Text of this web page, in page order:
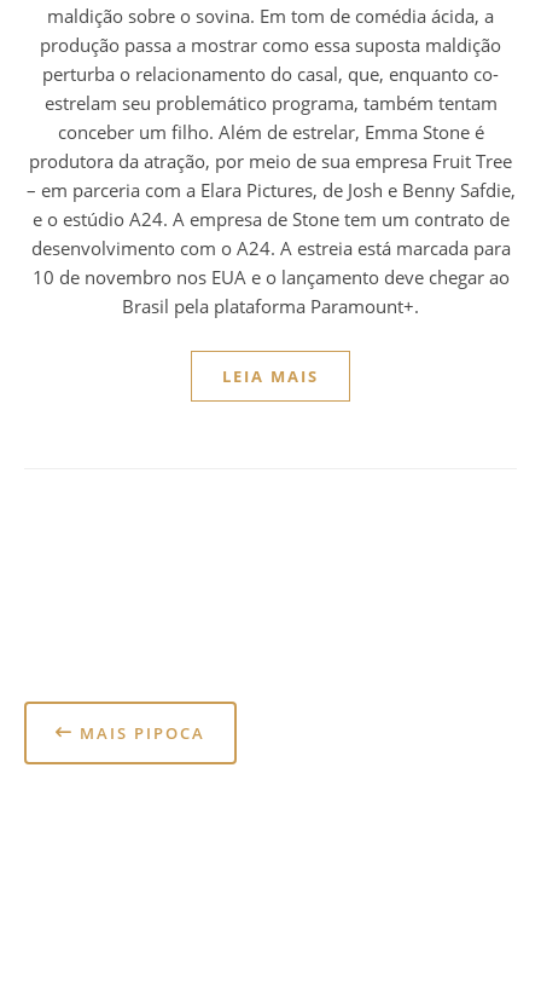
maldição sobre o sovina. Em tom de comédia ácida, a
produção passa a mostrar como essa suposta maldição
perturba o relacionamento do casal, que, enquanto co-
estrelam seu problemático programa, também tentam
conceber um filho. Além de estrelar, Emma Stone é
produtora da atração, por meio de sua empresa Fruit Tree
– em parceria com a Elara Pictures, de Josh e Benny Safdie,
e o estúdio A24. A empresa de Stone tem um contrato de
desenvolvimento com o A24. A estreia está marcada para
10 de novembro nos EUA e o lançamento deve chegar ao
Brasil pela plataforma Paramount+.
LEIA MAIS
MAIS PIPOCA